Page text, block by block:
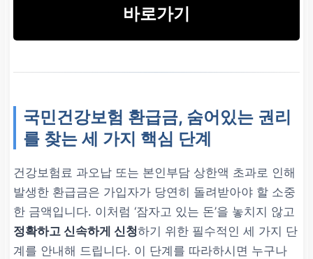
바로가기
국민건강보험 환급금, 숨어있는 권리
를 찾는 세 가지 핵심 단계
건강보험료 과오납 또는 본인부담 상한액 초과로 인해
발생한 환급금은 가입자가 당연히 돌려받아야 할 소중
한 금액입니다. 이처럼 ‘잠자고 있는 돈’을 놓치지 않고
정확하고 신속하게 신청하기 위한 필수적인 세 가지 단
계를 안내해 드립니다. 이 단계를 따라하시면 누구나